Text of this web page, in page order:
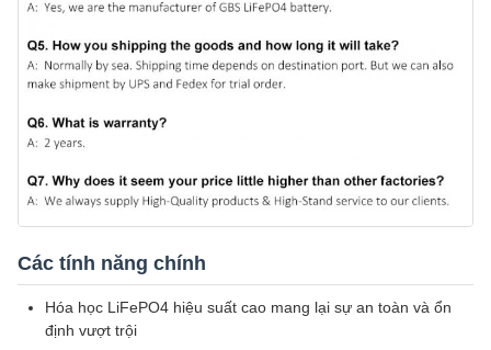
Các tính năng chính
Hóa học LiFePO4 hiệu suất cao mang lại sự an toàn và ổn
định vượt trội